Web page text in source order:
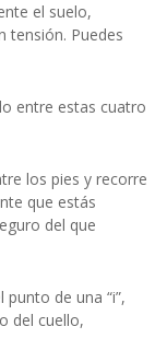
el suelo,
tensión. Puedes
entre estas cuatro
los pies y recorre
que estás
del que
de una “i”,
del cuello,